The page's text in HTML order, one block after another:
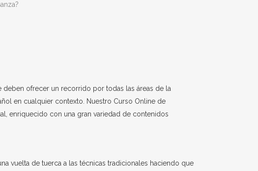
ofrecer un recorrido por todas las áreas de la
en cualquier contexto. Nuestro Curso Online de
enriquecido con una gran variedad de contenidos
vuelta de tuerca a las técnicas tradicionales haciendo que